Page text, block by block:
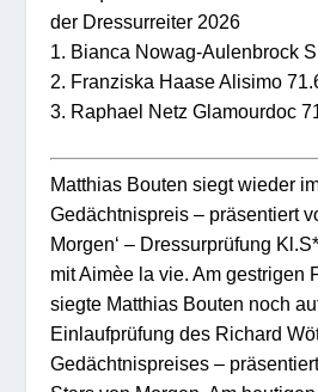
der Dressurreiter 2026
1. Bianca Nowag-Aulenbrock
2. Franziska Haase Alisimo
3. Raphael Netz Glamourdoc
Matthias Bouten siegt wieder
Gedächtnispreis – präsentiert
Morgen‘ – Dressurprüfung
mit Aimèe la vie. Am gestrigen
siegte Matthias Bouten noch
Einlaufprüfung des Richard
Gedächtnispreises –